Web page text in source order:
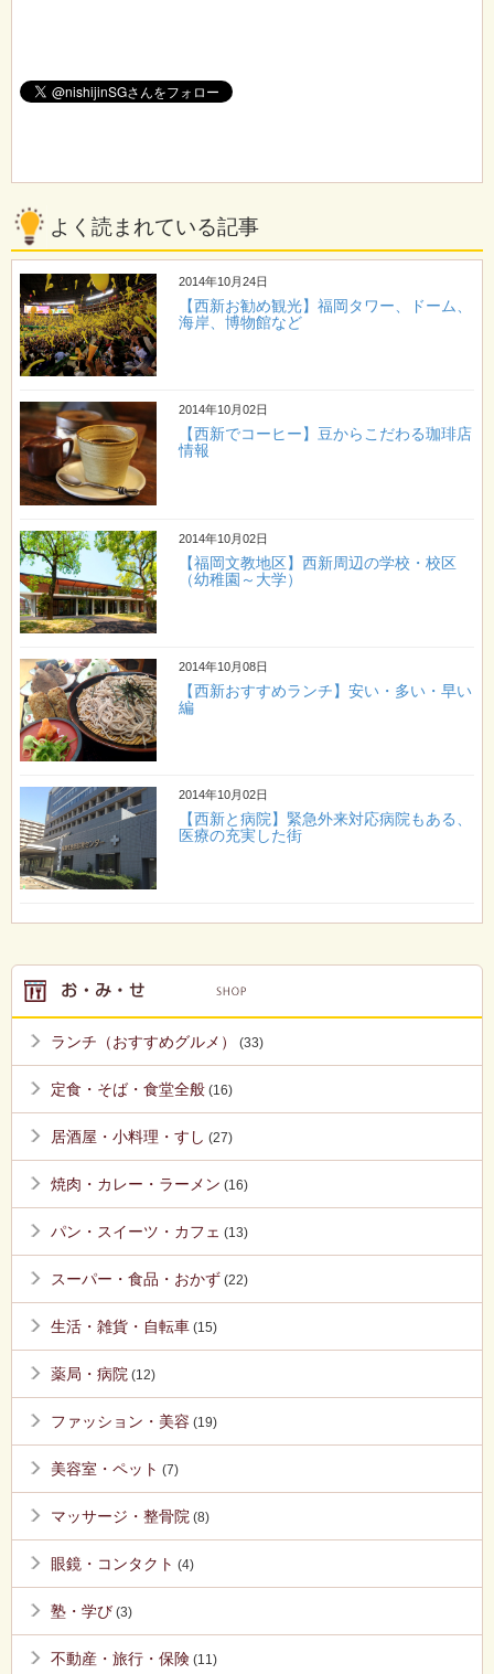
よく読まれている記事
2014年10月24日
【西新お勧め観光】福岡タワー、ドーム、
海岸、博物館など
2014年10月02日
【西新でコーヒー】豆からこだわる珈琲店
情報
2014年10月02日
【福岡文教地区】西新周辺の学校・校区
（幼稚園～大学）
2014年10月08日
【西新おすすめランチ】安い・多い・早い
編
2014年10月02日
【西新と病院】緊急外来対応病院もある、
医療の充実した街
ランチ（おすすめグルメ） (33)
定食・そば・食堂全般 (16)
居酒屋・小料理・すし (27)
焼肉・カレー・ラーメン (16)
パン・スイーツ・カフェ (13)
スーパー・食品・おかず (22)
生活・雑貨・自転車 (15)
薬局・病院 (12)
ファッション・美容 (19)
美容室・ペット (7)
マッサージ・整骨院 (8)
眼鏡・コンタクト (4)
塾・学び (3)
不動産・旅行・保険 (11)